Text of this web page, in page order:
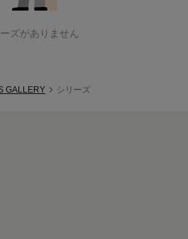
ズがありません
GALLERY シリーズ